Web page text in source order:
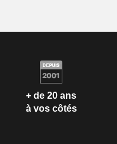
+ de 20 ans
à vos côtés